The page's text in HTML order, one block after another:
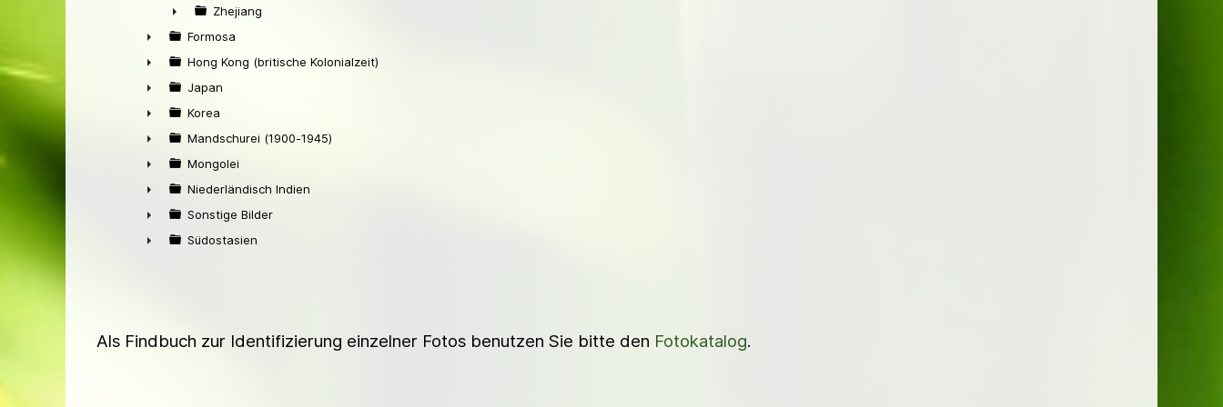
►
►
Zhejiang
►
Formosa
►
Hong Kong (britische Kolonialzeit)
►
Japan
►
Korea
►
Mandschurei (1900-1945)
►
Mongolei
►
Niederländisch Indien
►
Sonstige Bilder
Südostasien
Als Findbuch zur Identifizierung einzelner Fotos benutzen Sie bitte den Fotokatalog.